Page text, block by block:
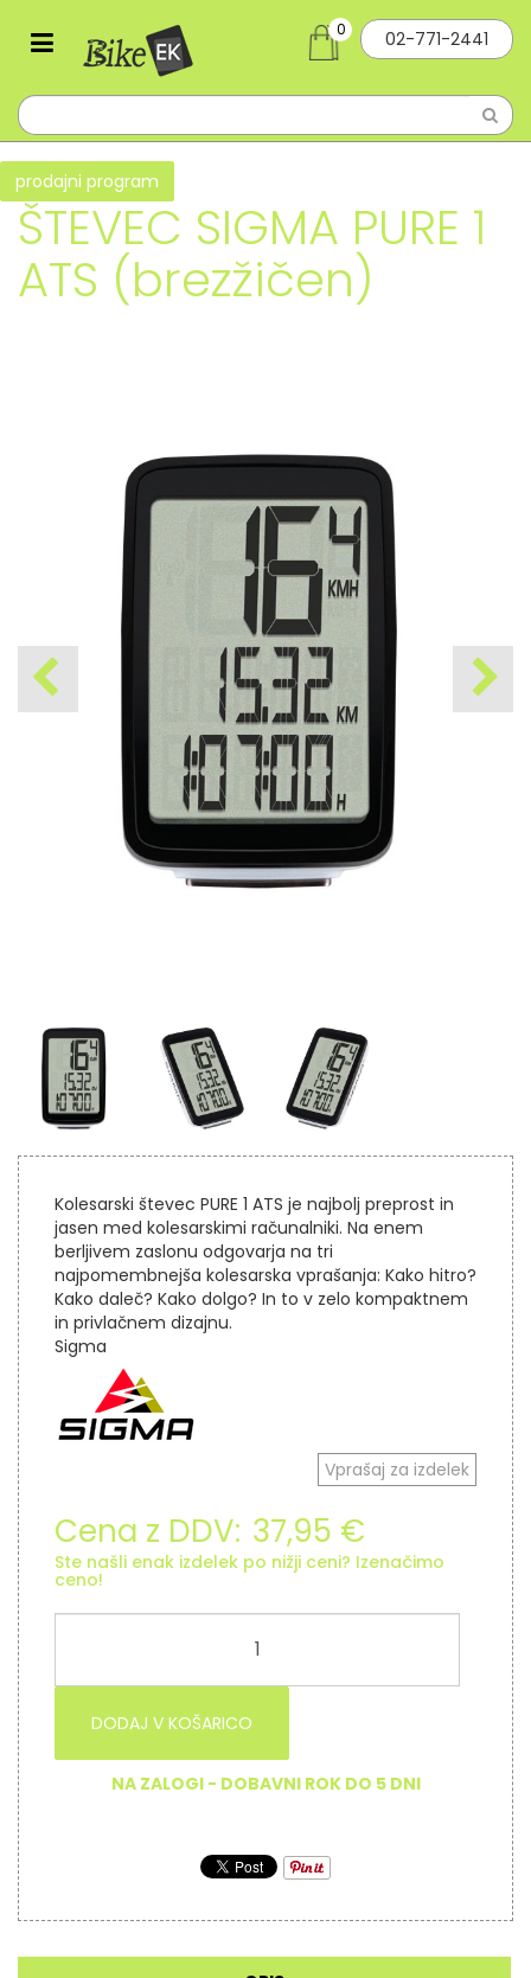
02-771-2441
0
prodajni program
ŠTEVEC SIGMA PURE 1
ATS (brezžičen)
Kolesarski števec PURE 1 ATS je najbolj preprost in
jasen med kolesarskimi računalniki. Na enem
berljivem zaslonu odgovarja na tri
najpomembnejša kolesarska vprašanja: Kako hitro?
Kako daleč? Kako dolgo? In to v zelo kompaktnem
in privlačnem dizajnu.
Sigma
Vprašaj za izdelek
Cena z DDV: 37,95 €
Ste našli enak izdelek po nižji ceni? Izenačimo
ceno!
DODAJ V KOŠARICO
NA ZALOGI - DOBAVNI ROK DO 5 DNI